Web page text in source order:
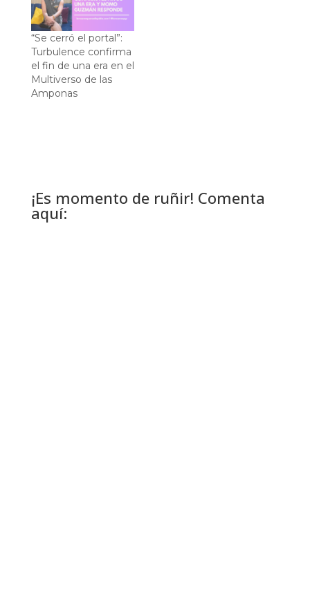
“Se cerró el portal”:
Turbulence confirma
el fin de una era en el
Multiverso de las
Amponas
¡Es momento de ruñir! Comenta
aquí: